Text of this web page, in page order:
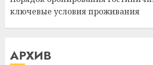
ключевые условия проживания
АРХИВ